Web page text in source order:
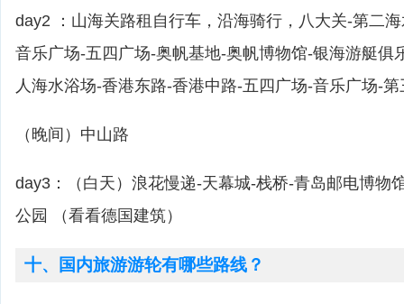
day2 ：山海关路租自行车，沿海骑行，八大关-第二
音乐广场-五四广场-奥帆基地-奥帆博物馆-银海游艇俱
人海水浴场-香港东路-香港中路-五四广场-音乐广场-
（晚间）中山路
day3：（白天）浪花慢递-天幕城-栈桥-青岛邮电博物
公园 （看看德国建筑）
十、国内旅游游轮有哪些路线？